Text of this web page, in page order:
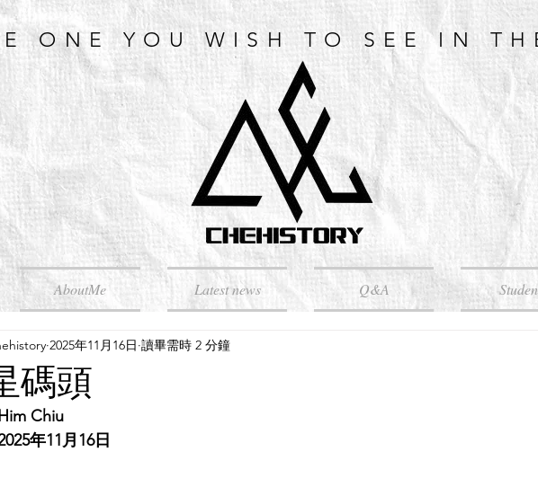
ONE YOU WISH TO SEE IN
AboutMe Latest news Q&A
碼頭
2025年11月16日 讀畢需時 2 分鐘
Chiu
年11月16日